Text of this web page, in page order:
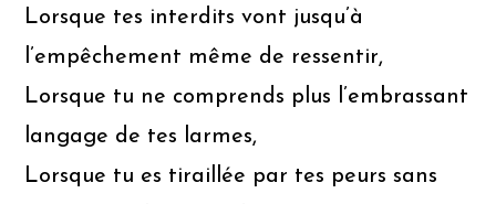
Lorsque tes interdits vont jusqu’à
l’empêchement même de ressentir,
Lorsque tu ne comprends plus l’embrassant
langage de tes larmes,
Lorsque tu es tiraillée par tes peurs sans